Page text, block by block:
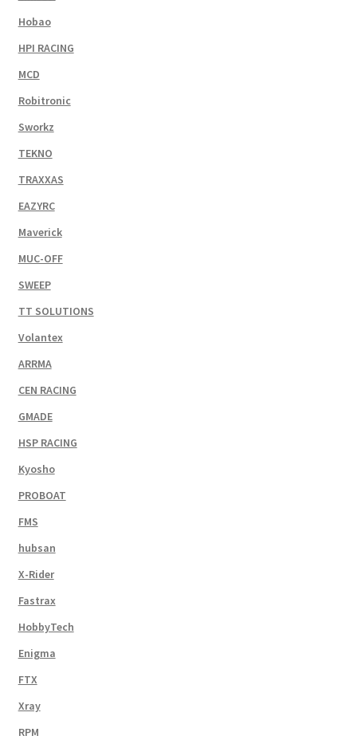
Hobao
HPI RACING
MCD
Robitronic
Sworkz
TEKNO
TRAXXAS
EAZYRC
Maverick
MUC-OFF
SWEEP
TT SOLUTIONS
Volantex
ARRMA
CEN RACING
GMADE
HSP RACING
Kyosho
PROBOAT
FMS
hubsan
X-Rider
Fastrax
HobbyTech
Enigma
FTX
Xray
RPM